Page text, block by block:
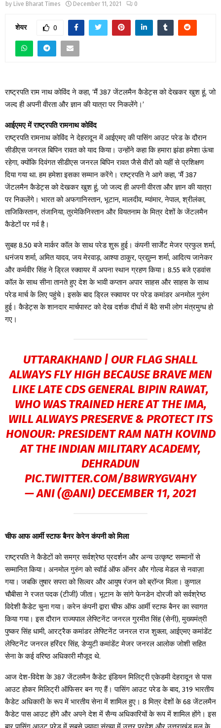
by Live Bharat Times December 11, 2021 0
शेयर 0
राष्ट्रपति राम नाथ कोविंद ने कहा, ‘मैं 387 जेंटलमैन कैडेट्स को देखकर खुश हूं, जो
जल्द ही अपनी वीरता और ज्ञान की यात्रा पर निकलेंगे।’
आईएमए में राष्ट्रपति रामनाथ कोविंद
राष्ट्रपति रामनाथ कोविंद ने देहरादून में आईएमए की पासिंग आउट परेड के दौरान
सीडीएस जनरल बिपिन रावत को याद किया। उन्होंने कहा कि हमारा झंडा हमेशा ऊंचा
रहेगा, क्योंकि दिवंगत सीडीएस जनरल बिपिन रावत जैसे वीरों को यहीं से प्रशिक्षण
दिया गया था. हम हमेशा इसका सम्मान करेंगे। राष्ट्रपति ने आगे कहा, ‘मैं 387
जेंटलमैन कैडेट्स को देखकर खुश हूं, जो जल्द ही अपनी वीरता और ज्ञान की यात्रा
पर निकलेंगे। भारत को अफगानिस्तान, भूटान, मालदीव, म्यांमार, नेपाल, श्रीलंका,
ताजिकिस्तान, तंजानिया, तुरमेकिनिस्तान और वियतनाम के मित्र देशों के जेंटलमैन
कैडेटों पर गर्व है।
सुबह 8.50 बजे मार्कर कॉल के साथ परेड शुरू हुई। कंपनी सार्जेंट मेजर प्रफुल शर्मा,
धनंजय शर्मा, अमित यादव, जय मेरवाड़, आश्या ठाकुर, प्रद्युम्न शर्मा, आदित्य जानेकर
और कर्मवीर सिंह ने ड्रिल स्क्वायर में अपना स्थान ग्रहण किया। 8.55 बजे एडवांस
कॉल के साथ सीना तानते हुए देश के भावी कप्तान अपार साहस और साहस के साथ
परेड मार्च के लिए पहुंचे। इसके बाद ड्रिल स्क्वायर पर परेड कमांडर अनमोल गुरुंग
हुई। कैडेट्स के शानदार मार्चपास्ट को देख दर्शक दीर्घा में बैठे सभी लोग मंत्रमुग्ध हो
गए।
UTTARAKHAND | OUR FLAG SHALL
ALWAYS FLY HIGH BECAUSE BRAVE MEN
LIKE LATE CDS GENERAL BIPIN RAWAT,
WHO WAS TRAINED HERE AT THE IMA,
WILL ALWAYS PRESERVE & PROTECT ITS
HONOUR: PRESIDENT RAM NATH KOVIND
AT THE INDIAN MILITARY ACADEMY,
DEHRADUN
PIC.TWITTER.COM/B8WRYGVAHY
— ANI (@ANI)DECEMBER 11, 2021
चीफ आफ आर्मी स्टाफ बैनर केरेन कंपनी को मिला
राष्ट्रपति ने कैडेटों को समग्र सर्वश्रेष्ठ प्रदर्शन और अन्य उत्कृष्ट सम्मानों से
सम्मानित किया। अनमोल गुरुंग को स्वॉर्ड ऑफ ऑनर और गोल्ड मेडल से नवाज़ा
गया। जबकि तुषार सपरा को सिल्वर और आयुष रंजन को ब्रॉन्ज मिला। कुणाल
चौबीसा ने रजत पदक (टीजी) जीता। भूटान के सांगे फेनडेन दोरजी को सर्वश्रेष्ठ
विदेशी कैडेट चुना गया। करेन कंपनी द्वारा चीफ ऑफ आर्मी स्टाफ बैनर का स्वागत
किया गया। इस दौरान राज्यपाल लेफ्टिनेंट जनरल गुरमीत सिंह (सेनी), मुख्यमंत्री
पुष्कर सिंह धामी, आरट्रैक कमांडर लेफ्टिनेंट जनरल राज शुक्ला, आईएमए कमांडेंट
लेफ्टिनेंट जनरल हरिंदर सिंह, डेप्युटी कमांडेंट मेजर जनरल आलोक जोशी सहित
सेना के कई वरिष्ठ अधिकारी मौजूद थे.
आज देश-विदेश के 387 जेंटलमैन कैडेट इंडियन मिलिट्री एकेडमी देहरादून से पास
आउट होकर मिलिट्री ऑफिसर बन गए हैं। पासिंग आउट परेड के बाद, 319 भारतीय
कैडेट अधिकारी के रूप में भारतीय सेना में शामिल हुए। 8 मित्र देशों के 68 जेंटलमैन
कैडेट पास आउट होंगे और अपने देश में सैन्य अधिकारियों के रूप में शामिल होंगे। इस